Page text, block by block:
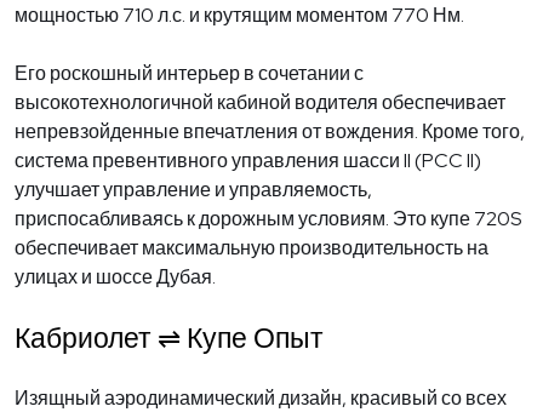
мощностью 710 л.с. и крутящим моментом 770 Нм.
Его роскошный интерьер в сочетании с
высокотехнологичной кабиной водителя обеспечивает
непревзойденные впечатления от вождения. Кроме того,
система превентивного управления шасси II (PCC II)
улучшает управление и управляемость,
приспосабливаясь к дорожным условиям. Это купе 720S
обеспечивает максимальную производительность на
улицах и шоссе Дубая.
Кабриолет ⇌ Купе Опыт
Изящный аэродинамический дизайн, красивый со всех